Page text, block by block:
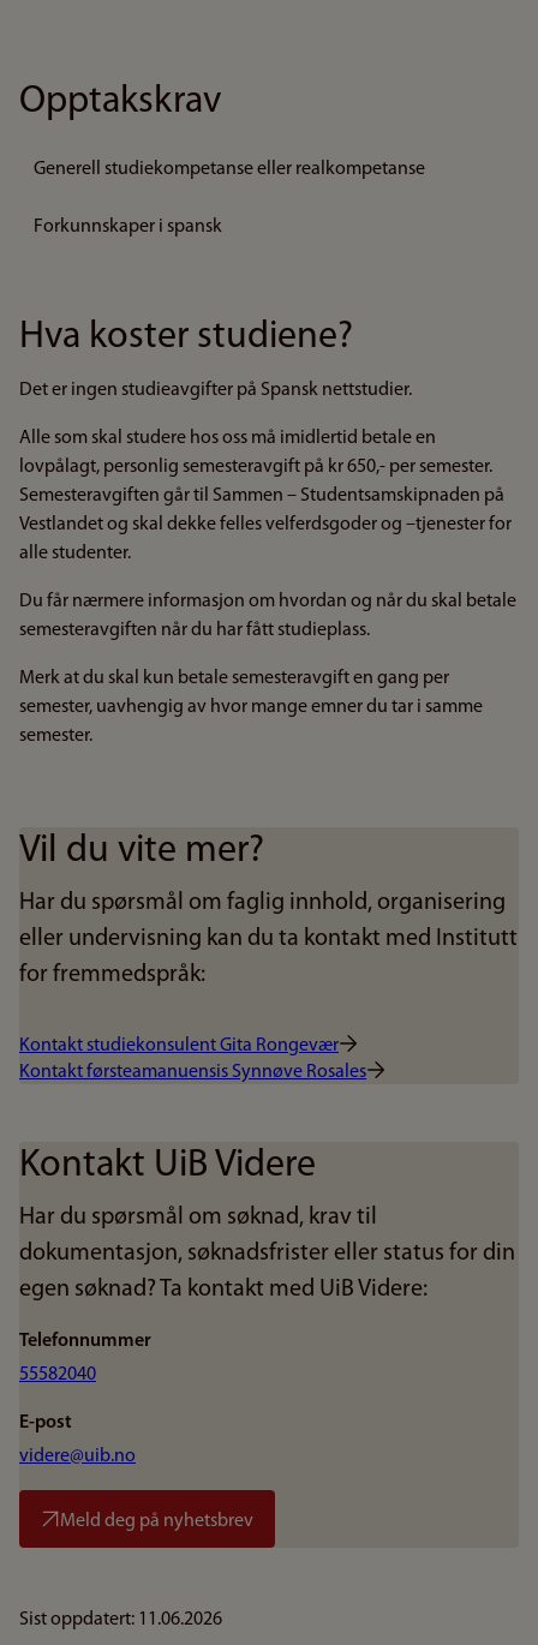
Opptakskrav
Generell studiekompetanse eller realkompetanse
Forkunnskaper i spansk
Hva koster studiene?
Det er ingen studieavgifter på Spansk nettstudier.
Alle som skal studere hos oss må imidlertid betale en
lovpålagt, personlig semesteravgift på kr 650,- per semester.
Semesteravgiften går til Sammen – Studentsamskipnaden på
Vestlandet og skal dekke felles velferdsgoder og –tjenester for
alle studenter.
Du får nærmere informasjon om hvordan og når du skal betale
semesteravgiften når du har fått studieplass.
Merk at du skal kun betale semesteravgift en gang per
semester, uavhengig av hvor mange emner du tar i samme
semester.
Vil du vite mer?
Har du spørsmål om faglig innhold, organisering
eller undervisning kan du ta kontakt med Institutt
for fremmedspråk:
Kontakt studiekonsulent Gita Rongevær
Kontakt førsteamanuensis Synnøve Rosales
Kontakt UiB Videre
Har du spørsmål om søknad, krav til
dokumentasjon, søknadsfrister eller status for din
egen søknad? Ta kontakt med UiB Videre:
Telefonnummer
55582040
E-post
videre@uib.no
Meld deg på nyhetsbrev
Sist oppdatert: 11.06.2026